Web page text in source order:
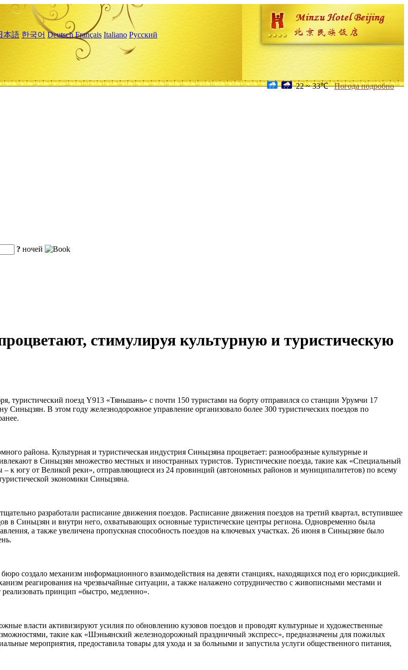
本語 한국어 Deutsch Français Italiano Русский
22 ~ 33℃ Погода подробно
? ночей
стимулируя культурную и туристическую
туристический поезд Y913 «Тяньшань» с почти 150 туристами на борту отправился со станции Урумчи 17
В этом году железнодорожное управление организовало более 300 туристических поездов по
района. Культурная и туристическая индустрия Синьцзяна процветает: разнообразные культурные и
в Синьцзян множество местных и иностранных туристов. Туристические поезда, такие как «Специальный
к югу от Великой реки», отправляющиеся из 24 провинций (автономных районов и муниципалитетов) по всему
экономики Синьцзяна.
разработали расписание движения поездов. Расписание движения поездов на третий квартал, вступившее
в Синьцзян и внутри него, охватывающих основные туристические центры региона. Одновременно была
а также увеличена пропускная способность поездов на ключевых участках. 26 июня в Синьцзяне было
создало механизм информационного взаимодействия на девяти станциях, находящихся под его юрисдикцией.
реагирования на чрезвычайные ситуации, а также налажено сотрудничество с живописными местами и
принцип «быстро, медленно».
власти активизируют усилия по обновлению кузовов поездов и проводят культурные и художественные
такие как «Шэньянский железнодорожный праздничный экспресс», предназначены для пожилых
мероприятия, предоставила товары для ухода и за больными и запустила услуги общественного питания,